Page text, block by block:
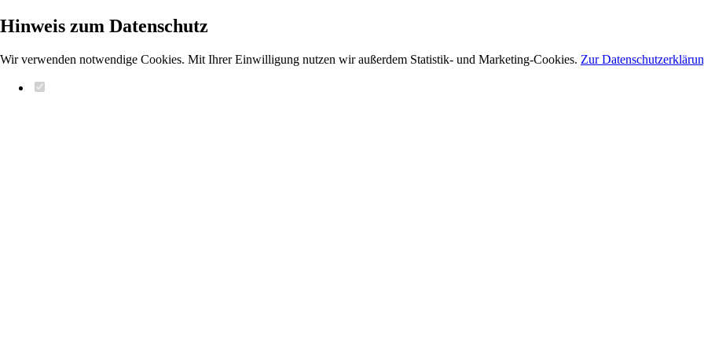
Hinweis zum Datenschutz
Wir verwenden notwendige Cookies. Mit Ihrer Einwilligung nutzen wir außerdem Statistik- und Marketing-Cookies. Zur